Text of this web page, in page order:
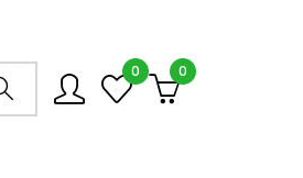
mağazası
0 0